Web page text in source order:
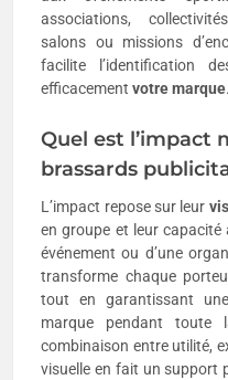
associations,
salons ou missions
facilite l’identification
efficacementvotre marque.
Quel est l’impact
brassards
L’impact repose sur leur
en groupe et leur capacité
événement ou d’une
transforme chaque
tout en garantissant
marque pendant toute
combinaison entre utilité,
visuelle en fait un support